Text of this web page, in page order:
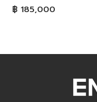
฿ 185,000